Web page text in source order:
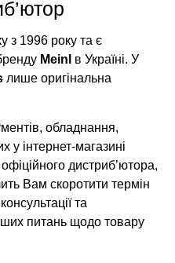
з 1996 року та є
Meinl в Україні. У
лише оригінальна
обладнання,
у інтернет-магазині
дистриб’ютора,
Вам скоротити термін
та
питань щодо товару